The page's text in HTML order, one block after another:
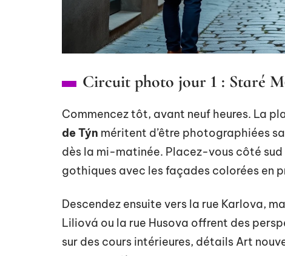
Circuit photo jour 1 : Staré
Commencez tôt, avant neuf heures. La
de Týn méritent d’être photographiées
dès la mi-matinée. Placez-vous côté
gothiques avec les façades colorées en
Descendez ensuite vers la rue Karlova,
Liliová ou la rue Husova offrent des
sur des cours intérieures, détails Art